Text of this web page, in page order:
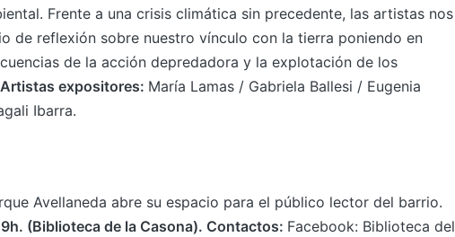
Frente a una crisis climática sin precedente, las artistas nos
de reflexión sobre nuestro vínculo con la tierra poniendo en
de la acción depredadora y la explotación de los
Artistas expositores: María Lamas / Gabriela Ballesi / Eugenia
Ibarra.
Avellaneda abre su espacio para el público lector del barrio.
(Biblioteca de la Casona). Contactos: Facebook: Biblioteca del